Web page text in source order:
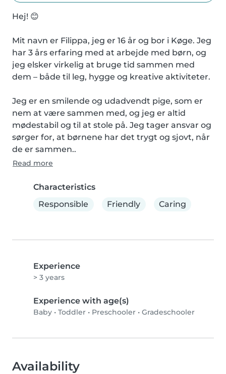
Hej! 😊
Mit navn er Filippa, jeg er 16 år og bor i Køge. Jeg
har 3 års erfaring med at arbejde med børn, og
jeg elsker virkelig at bruge tid sammen med
dem – både til leg, hygge og kreative aktiviteter.
Jeg er en smilende og udadvendt pige, som er
nem at være sammen med, og jeg er altid
mødestabil og til at stole på. Jeg tager ansvar og
sørger for, at børnene har det trygt og sjovt, når
de er sammen..
Read more
Characteristics
Responsible
Friendly Caring
Experience
> 3 years
Experience with age(s)
Baby • Toddler • Preschooler • Gradeschooler
Availability